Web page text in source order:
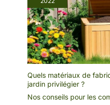
Quels matériaux de
jardin privilégier ?
Nos conseils pour les